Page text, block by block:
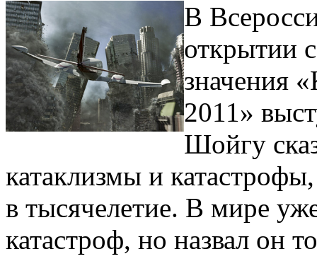
В
открытии
значения
2011»
Шойгу
катаклизмы и
в тысячелетие. В мире
катастроф, но назвал он